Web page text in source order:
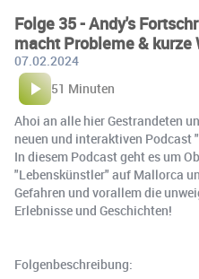
Folge 35 - Andy's
macht Probleme & kurze
07.02.2024
51 Minuten
Ahoi an alle hier Gestrandeten
neuen und interaktiven Podcast
In diesem Podcast geht es um
"Lebenskünstler" auf Mallorca
Gefahren und vorallem die
Erlebnisse und Geschichten!
Folgenbeschreibung: